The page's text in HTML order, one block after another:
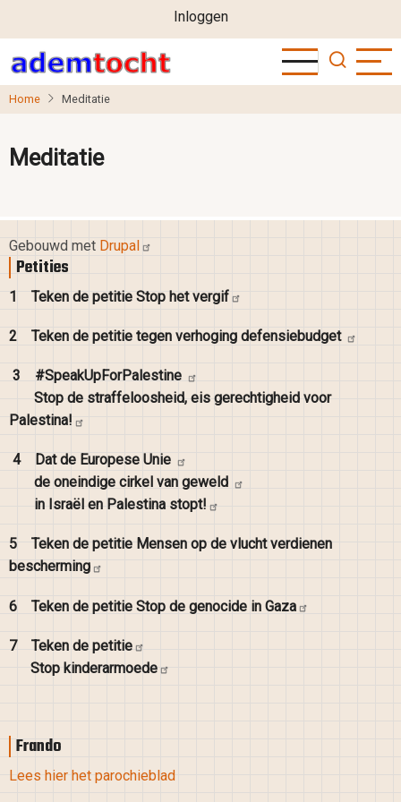
naar
de
inhoud
User
account
menu
Inloggen
Home Meditatie
Meditatie
Gebouwd met Drupal
Petities
1 Teken de petitie Stop hetvergif
2 Teken de petitie tegen verhoging defensiebudget
3
#SpeakUpForPalestine
Stop de straffeloosheid, eis gerechtigheid voor
Palestina!
4 Dat de Europese Unie
de oneindige cirkel van geweld
in Israël en Palestina stopt!
5 Teken de petitie Mensen op de vlucht verdienen
bescherming
6 Teken de petitie Stop de genocide in Gaza
7 Teken de petitie
Stop kinderarmoede
Frando
Lees hier het parochieblad